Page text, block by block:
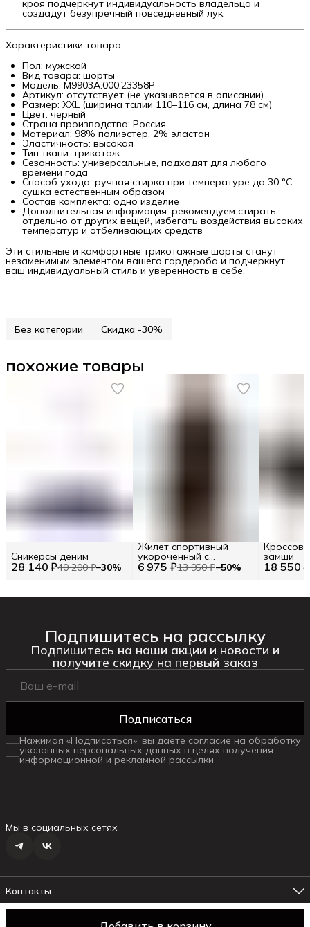
кроя подчеркнут индивидуальность владельца и
создадут безупречный повседневный лук.
Характеристики товара:
Пол: мужской
Вид товара: шорты
Модель: M9903A.000.23358P
Артикул: отсутствует (не указывается в описании)
Размер: XXL (ширина талии 110–116 см, длина 78 см)
Цвет: черный
Страна производства: Россия
Материал: 98% полиэстер, 2% эластан
Эластичность: высокая
Тип ткани: трикотаж
Сезонность: универсальные, подходят для любого
времени года
Способ ухода: ручная стирка при температуре до 30 °C,
сушка естественным образом
Состав комплекта: одно изделие
Дополнительная информация: рекомендуем стирать
отдельно от других вещей, избегать воздействия высоких
температур и отбеливающих средств
Эти стильные и комфортные трикотажные шорты станут
незаменимым элементом вашего гардероба и подчеркнут
ваш индивидуальный стиль и уверенность в себе.
Без категории Скидка -30%
похожие товары
28 140 ₽40 200 ₽−30%
Сникерсы деним
6 975 ₽13 950 ₽−50%
Жилет спортивный
укороченный с
логотипом 18 550 ₽
замши
Подпишитесь на рассылку
Подпишитесь на наши акции и новости и
получите скидку на первый заказ
Подписаться
Нажимая «Подписаться», вы даете согласие на обработку
указанных персональных данных в целях получения
информационной и рекламной рассылки
Мы в социальных сетях
Контакты
Адрес магазина №1